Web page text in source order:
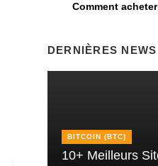
Comment
DERNIÈRES NEWS
BITCOIN (BTC)
10+ Meilleurs